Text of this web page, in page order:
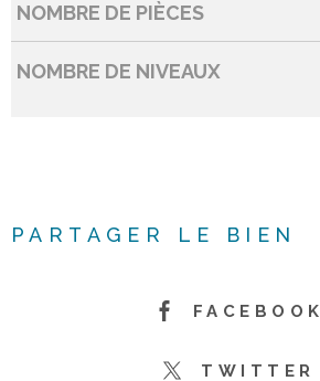
NOMBRE DE PIÈCES
NOMBRE DE NIVEAUX
PARTAGER LE BIEN
FACEBOOK
TWITTER